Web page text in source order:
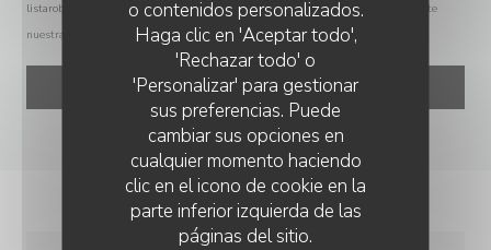
o contenidos personalizados.
Haga clic en 'Aceptar todo',
'Rechazar todo' o
'Personalizar' para gestionar
sus preferencias. Puede
cambiar sus opciones en
cualquier momento haciendo
clic en el icono de cookie en la
parte inferior izquierda de las
páginas del sitio.
listarobinson.es
. Para más información sobre el tratamiento de sus datos, consulte
nuestra
política de privacidad.
GAMBINO